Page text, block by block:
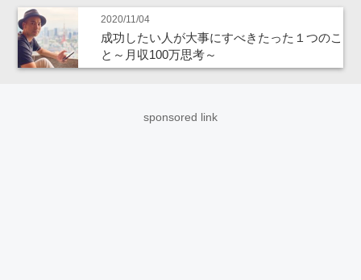
2020/11/04
成功したい人が大事にすべきたった１つのこ
と～月収100万思考～
sponsored link